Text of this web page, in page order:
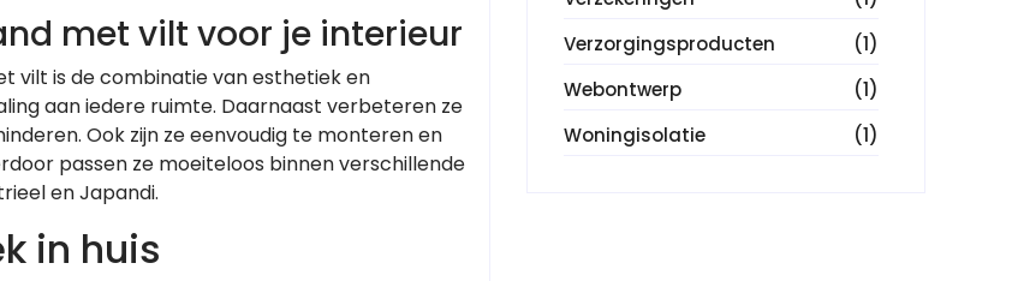
met vilt voor je interieur
vilt is de combinatie van esthetiek en
aan iedere ruimte. Daarnaast verbeteren ze
Ook zijn ze eenvoudig te monteren en
passen ze moeiteloos binnen verschillende
en Japandi.
in huis
Verzorgingsproducten
(1)
Webontwerp
(1)
Woningisolatie
(1)